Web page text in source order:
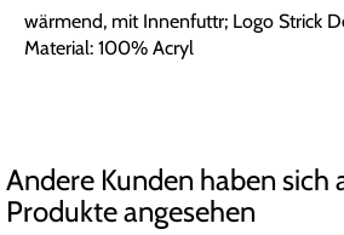
wärmend, mit Innenfuttr; Logo Strick
Material: 100% Acryl
Andere Kunden haben sich
Produkte angesehen